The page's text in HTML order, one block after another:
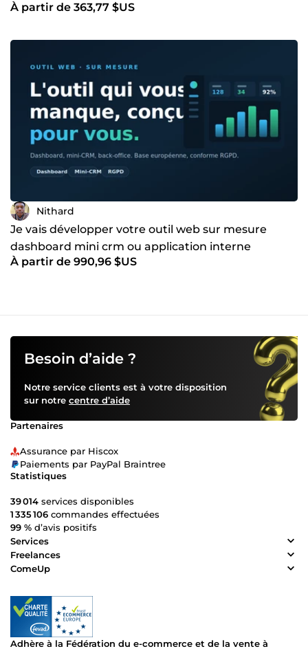
À partir de 363,77 $US
Nithard
Je vais développer votre outil web sur mesure
dashboard mini crm ou application interne
À partir de 990,96 $US
Besoin d’aide ?
Notre service clients est à votre disposition
sur notre centre d’aide
Partenaires
Assurance par Hiscox
Paiements par PayPal Braintree
Statistiques
39 014 services disponibles
1 335 106 commandes effectuées
99 % d’avis positifs
Services
Freelances
ComeUp
Adhère à la Fédération du e-commerce et de la vente à